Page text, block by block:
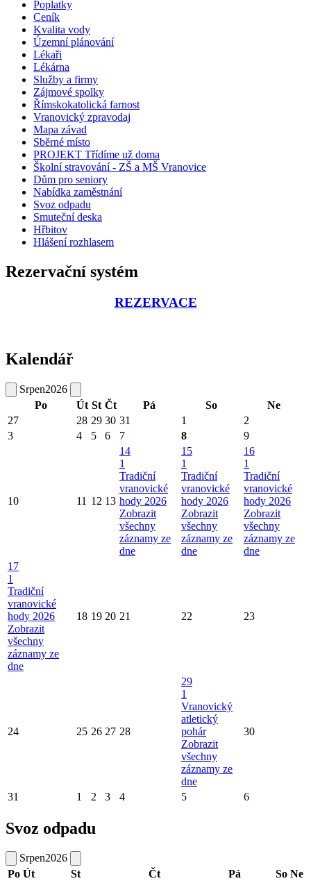
Poplatky
Ceník
Kvalita vody
Územní plánování
Lékaři
Lékárna
Služby a firmy
Zájmové spolky
Římskokatolická farnost
Vranovický zpravodaj
Mapa závad
Sběrné místo
PROJEKT Třídíme už doma
Školní stravování - ZŠ a MŠ Vranovice
Dům pro seniory
Nabídka zaměstnání
Svoz odpadu
Smuteční deska
Hřbitov
Hlášení rozhlasem
Rezervační systém
REZERVACE
Kalendář
Srpen2026
Po
Út St Čt Pá So
Ne
27
28 29 30 31 1
2
3
4 5 6 7 8 9
10 11 12 13
14
1
Tradiční
vranovické
hody 2026
Zobrazit
všechny
záznamy ze
dne
15
1
Tradiční
vranovické
hody 2026
Zobrazit
všechny
záznamy ze
dne
16
1
Tradiční
vranovické
hody 2026
Zobrazit
všechny
záznamy ze
dne
17
1
Tradiční
vranovické
hody 2026
Zobrazit
všechny
záznamy ze
dne
18 19 20 21 22 23
24 25 26 27 28
29
1
Vranovický
atletický
pohár
Zobrazit
všechny
záznamy ze
dne
30
31 1 2 3 4 5 6
Svoz odpadu
Srpen2026
Po Út St Čt Pá So Ne